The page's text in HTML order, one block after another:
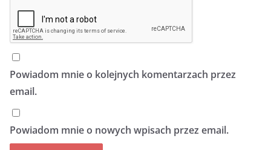
Powiadom mnie o kolejnych komentarzach przez
email.
Powiadom mnie o nowych wpisach przez email.